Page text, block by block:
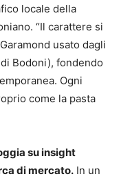
locale della
“Il carattere si
usato dagli
Bodoni), fondendo
Ogni
come la pasta
su insight
di mercato. In un